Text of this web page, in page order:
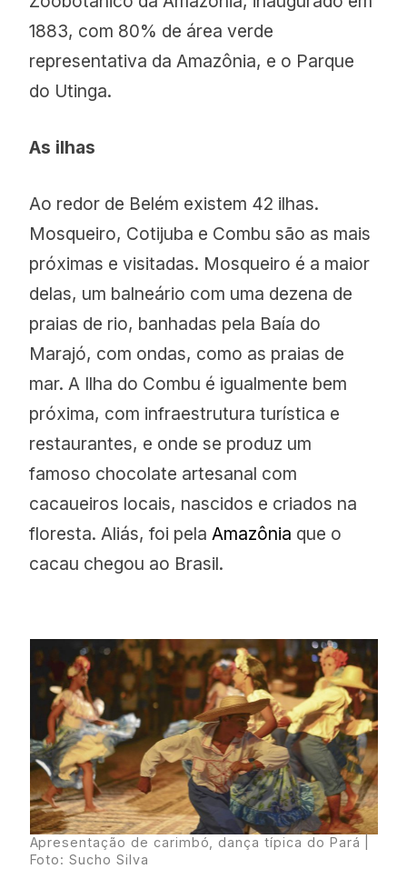
1883, com 80% de área verde
representativa da Amazônia, e o Parque
do Utinga.
As ilhas
Ao redor de Belém existem 42 ilhas.
Mosqueiro, Cotijuba e Combu são as mais
próximas e visitadas. Mosqueiro é a maior
delas, um balneário com uma dezena de
praias de rio, banhadas pela Baía do
Marajó, com ondas, como as praias de
mar. A Ilha do Combu é igualmente bem
próxima, com infraestrutura turística e
restaurantes, e onde se produz um
famoso chocolate artesanal com
cacaueiros locais, nascidos e criados na
floresta. Aliás, foi pela Amazônia que o
cacau chegou ao Brasil.
Apresentação de carimbó, dança típica do Pará |
Foto: Sucho Silva